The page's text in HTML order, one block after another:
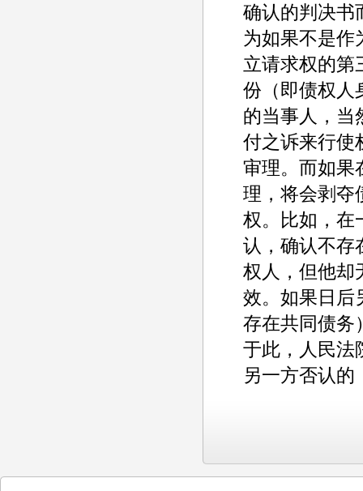
确认的判决书
为如果不是作
立请求权的第
份（即债权人
的当事人，当
付之诉来行使
审理。而如果
理，将会剥夺
权。比如，在
认，确认不存
权人，但他却
效。如果日后
存在共同债务
于此，人民法
另一方否认的